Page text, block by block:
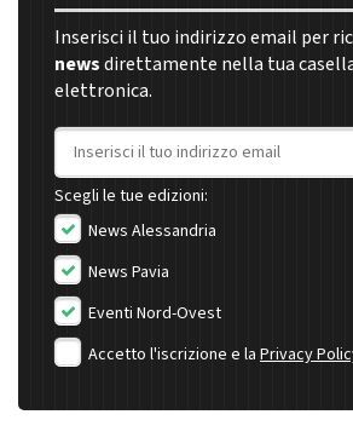
Inserisci il tuo indirizzo email per
newsdirettamente nella tua
elettronica.
Indirizzo email
Scegli le tue edizioni:
News Alessandria
News Pavia
Eventi Nord-Ovest
Accetto l'iscrizione e la Privacy